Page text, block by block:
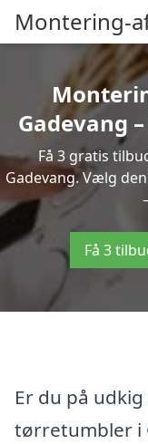
Montering-
Gadevang
Få 3 gratis
Gadevang. Vælg
Få 3
Er du på
tørretumbler i